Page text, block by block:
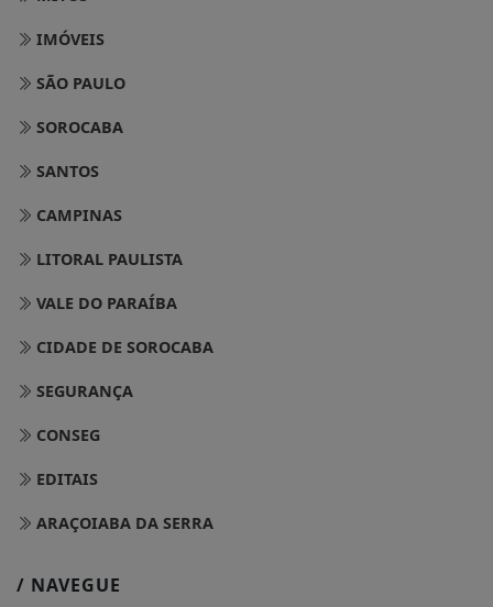
IMÓVEIS
SÃO PAULO
SOROCABA
SANTOS
CAMPINAS
LITORAL PAULISTA
VALE DO PARAÍBA
CIDADE DE SOROCABA
SEGURANÇA
CONSEG
EDITAIS
ARAÇOIABA DA SERRA
/ NAVEGUE